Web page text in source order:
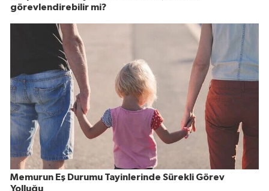
görevlendirebilir mi?
Memurun Eş Durumu Tayinlerinde Sürekli Görev
Yolluğu